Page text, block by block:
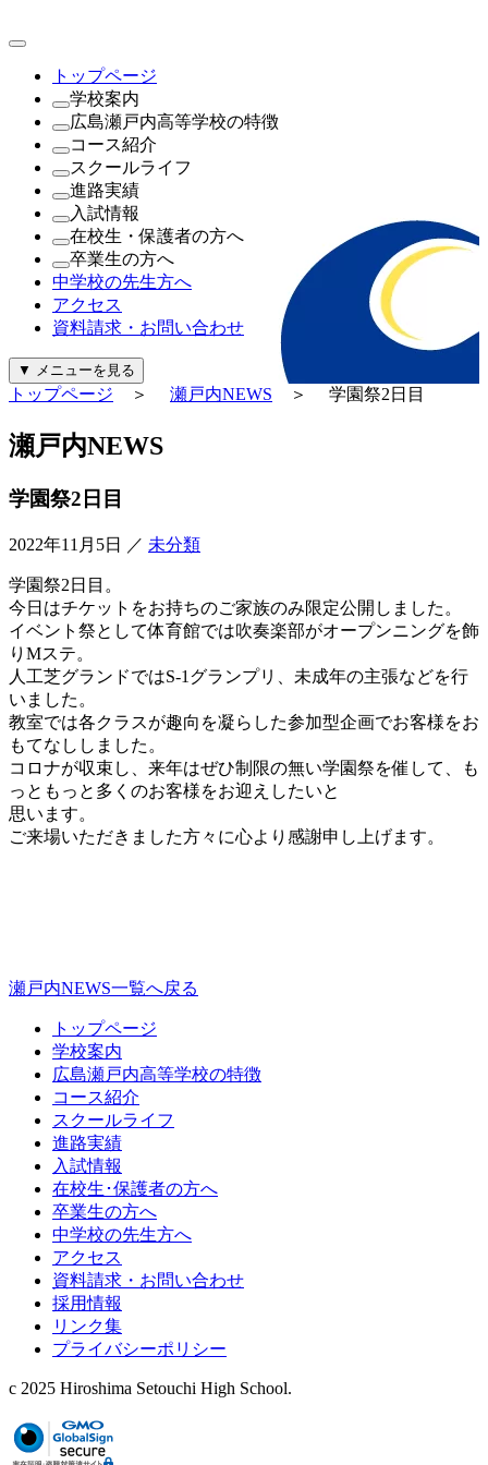
トップページ
学校案内
理事長・学園長・学校長あいさつ
教育方針・校訓
沿革
制服紹介
施設紹介
寄付金について
一般事業主行動計画及び公表内容
広島瀬戸内高等学校の特徴
これが瀬戸内の新常識
コース紹介
（1年次）
進学探究コース
探究コース
（2年次・3年次）
理系探究コース
文系探究コース
進路探究コース
（新設）
ビューティースタイリストコース
スクールライフ
瀬戸内NEWS
年間行事
公開行事日程
クラブ活動
生徒会活動
進路実績
進路実績
進路指導
入試情報
公開行事日程
生徒募集要項
過去問題（PDF）
パンフレット
在校生・保護者の方へ
就学支援金・軽減補助金について
広島県私学関連予算について
奨学金について
給付金について
診断・勉強・情報・知る
行事カレンダー
公式Instagram
警報発令時の対応について
卒業生の方へ
証明書の発行について
中学校の先生方へ
アクセス
資料請求・お問い合わせ
▼ メニューを見る
トップページ ＞ 瀬戸内NEWS ＞ 学園祭2日目
瀬戸内NEWS
学園祭2日目
2022年11月5日 ／ 未分類
学園祭2日目。
今日はチケットをお持ちのご家族のみ限定公開しました。
イベント祭として体育館では吹奏楽部がオープンニングを飾
りMステ。
人工芝グランドではS-1グランプリ、未成年の主張などを行
いました。
教室では各クラスが趣向を凝らした参加型企画でお客様をお
もてなししました。
コロナが収束し、来年はぜひ制限の無い学園祭を催して、も
っともっと多くのお客様をお迎えしたいと
思います。
ご来場いただきました方々に心より感謝申し上げます。
瀬戸内NEWS一覧へ戻る
トップページ
学校案内
広島瀬戸内高等学校の特徴
コース紹介
スクールライフ
進路実績
入試情報
在校生･保護者の方へ
卒業生の方へ
中学校の先生方へ
アクセス
資料請求・お問い合わせ
採用情報
リンク集
プライバシーポリシー
c 2025 Hiroshima Setouchi High School.